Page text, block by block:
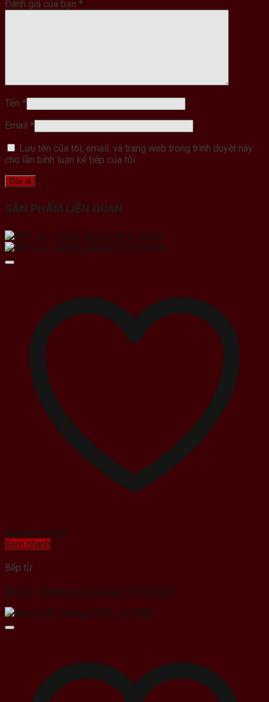
Đánh giá của bạn *
Tên *
Email *
Lưu tên của tôi, email, và trang web trong trình duyệt này
cho lần bình luận kế tiếp của tôi.
SẢN PHẨM LIÊN QUAN
Add to wishlist
Xem nhanh
Bếp từ
Bếp từ – hồng ngoại Spelier SPE HC928